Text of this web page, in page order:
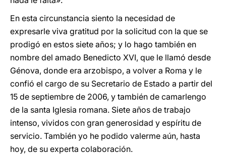
En esta circunstancia siento la necesidad de
expresarle viva gratitud por la solicitud con la que se
prodigó en estos siete años; y lo hago también en
nombre del amado Benedicto XVI, que le llamó desde
Génova, donde era arzobispo, a volver a Roma y le
confió el cargo de su Secretario de Estado a partir del
15 de septiembre de 2006, y también de camarlengo
de la santa Iglesia romana. Siete años de trabajo
intenso, vividos con gran generosidad y espíritu de
servicio. También yo he podido valerme aún, hasta
hoy, de su experta colaboración.